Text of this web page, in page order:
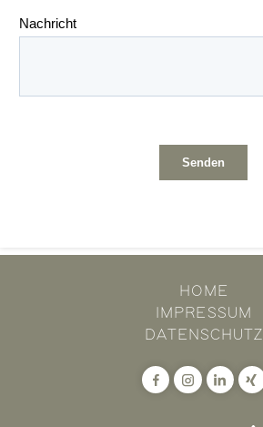
HOME
IMPRESSUM
DATENSCHUTZ